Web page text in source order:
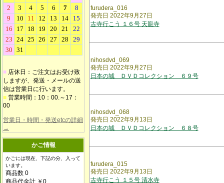
■ 店休日：ご注文はお受け致
しますが、発送・メールの送
信は営業日に行います。
■ 営業時間：10：00.～17：
00
営業日・時間・発送etcの詳細
→
かご情報
かごには現在、下記の分、入って
います。
商品数 0
商品代金計 ￥0
furudera_016
発売日 2022年9月27日
古寺行こう １６号 天龍寺
nihosdvd_069
発売日 2022年9月27日
日本の城 ＤＶＤコレクション ６９号
nihosdvd_068
発売日 2022年9月13日
日本の城 ＤＶＤコレクション ６８号
furudera_015
発売日 2022年9月13日
古寺行こう １５号 清水寺